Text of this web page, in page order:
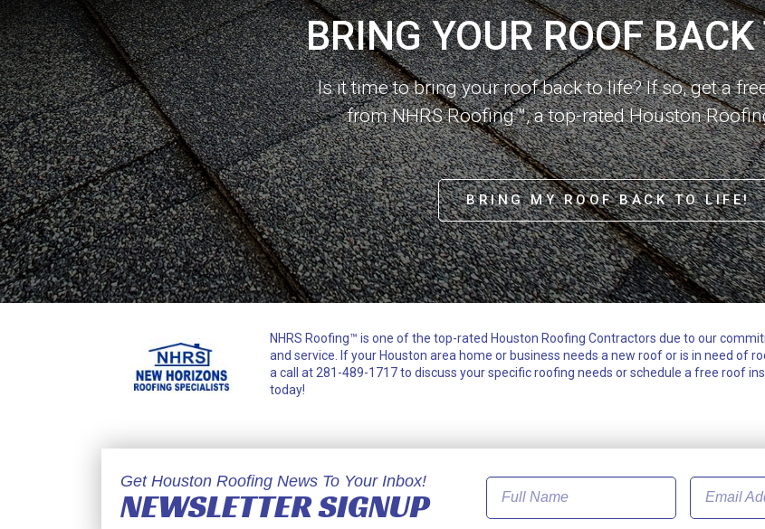
BRING YOUR ROOF
Is it time to bring your roof back to life? If so, get a
from NHRS Roofing™, a top-rated Houston
BRING MY ROOF BACK TO LIFE!
NHRS Roofing™ is one of the top-rated Houston Roofing Contractors due to our
and service. If your Houston area home or business needs a new roof or is in need of
a call at 281-489-1717 to discuss your specific roofing needs or schedule a free roof
today!
Get Houston Roofing News To Your Inbox!
NEWSLETTER SIGNUP